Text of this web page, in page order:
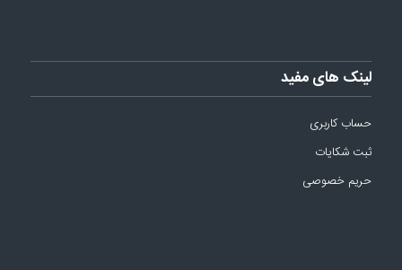
لینک های مفید
حساب کاربری
ثبت شکایات
حریم خصوصی